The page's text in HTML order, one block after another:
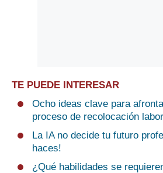
TE PUEDE INTERESAR
Ocho ideas clave para
proceso de recolocación
La IA no decide tu futuro
haces!
¿Qué habilidades se